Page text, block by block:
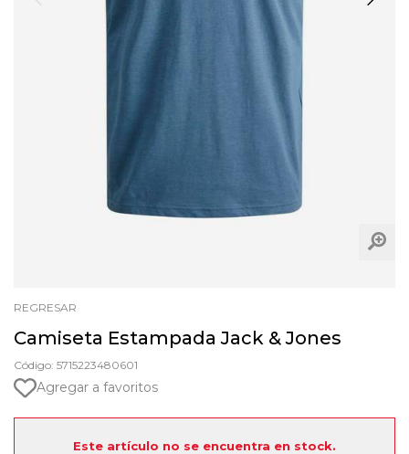
REGRESAR
Camiseta Estampada Jack & Jones
Código: 5715223480601
Agregar a favoritos
Este artículo no se encuentra en stock.